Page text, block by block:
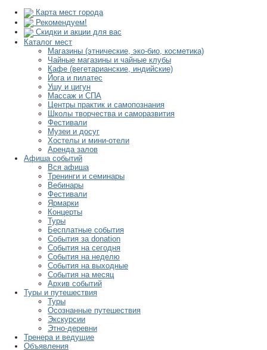
Карта мест города
Рекомендуем!
Скидки и акции для вас
Каталог мест
Магазины (этнические, эко-био, косметика)
Чайные магазины и чайные клубы
Кафе (вегетарианские, индийские)
Йога и пилатес
Ушу и цигун
Массаж и СПА
Центры практик и самопознания
Школы творчества и саморазвития
Фестивали
Музеи и досуг
Хостелы и мини-отели
Аренда залов
Афиша событий
Вся афиша
Тренинги и семинары
Вебинары
Фестивали
Ярмарки
Концерты
Туры
Бесплатные события
События за donation
События на сегодня
События на неделю
События на выходные
События на месяц
Архив событий
Туры и путешествия
Туры
Осознанные путешествия
Экскурсии
Этно-деревни
Тренера и ведущие
Объявления